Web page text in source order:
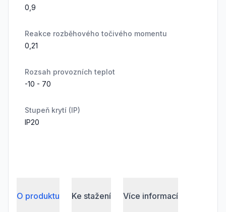
0,9
Reakce rozběhového točivého momentu
0,21
Rozsah provozních teplot
-10 - 70
Stupeň krytí (IP)
IP20
O produktu Ke stažení Více informací